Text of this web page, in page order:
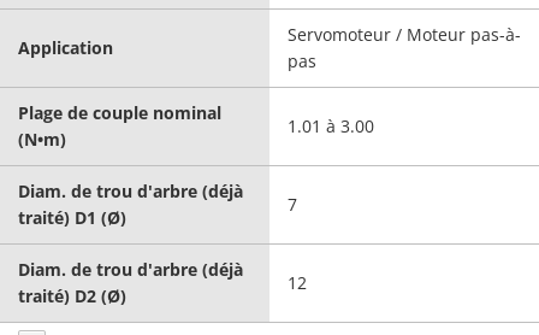
Application
Servomoteur / Moteur pas-à-
pas
Plage de couple nominal
(N•m)
1.01 à 3.00
Diam. de trou d'arbre (déjà
traité) D1 (Ø)
7
Diam. de trou d'arbre (déjà
traité) D2 (Ø)
12